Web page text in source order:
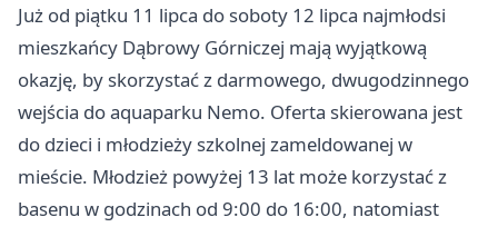
Już od piątku 11 lipca do soboty 12 lipca najmłodsi
mieszkańcy Dąbrowy Górniczej mają wyjątkową
okazję, by skorzystać z darmowego, dwugodzinnego
wejścia do aquaparku Nemo. Oferta skierowana jest
do dzieci i młodzieży szkolnej zameldowanej w
mieście. Młodzież powyżej 13 lat może korzystać z
basenu w godzinach od 9:00 do 16:00, natomiast